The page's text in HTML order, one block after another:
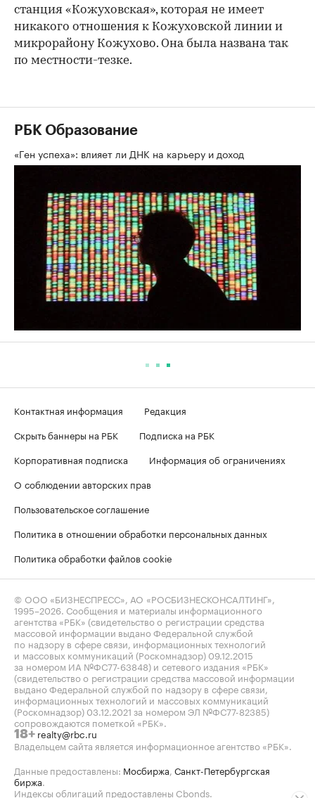
станция «Кожуховская», которая не имеет
никакого отношения к Кожуховской линии и
микрорайону Кожухово. Она была названа так
по местности-тезке.
РБК Образование
«Ген успеха»: влияет ли ДНК на карьеру и доход
Контактная информация
Редакция
Скрыть баннеры на РБК
Подписка на РБК
Корпоративная подписка
Информация об ограничениях
О соблюдении авторских прав
Пользовательское соглашение
Политика в отношении обработки персональных данных
Политика обработки файлов cookie
© ООО «БИЗНЕСПРЕСС», АО «РОСБИЗНЕСКОНСАЛТИНГ»,
1995–2026. Сообщения и материалы информационного
агентства «РБК» (свидетельство о регистрации средства
массовой информации выдано Федеральной службой
по надзору в сфере связи, информационных технологий
и массовых коммуникаций (Роскомнадзор) 09.12.2015
за номером ИА №ФС77-63848) и сетевого издания «РБК»
(свидетельство о регистрации средства массовой информации
выдано Федеральной службой по надзору в сфере связи,
информационных технологий и массовых коммуникаций
(Роскомнадзор) 03.12.2021 за номером ЭЛ №ФС77-82385)
сопровождаются пометкой «РБК».
18+ realty@rbc.ru
Владельцем сайта является информационное агентство «РБК».
Данные предоставлены: Мосбиржа, Санкт-Петербургская
биржа.
Индексы облигаций предоставлены Cbonds.